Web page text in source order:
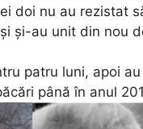
doi nu au rezistat
și-au unit din nou
patru luni, apoi
până în anul